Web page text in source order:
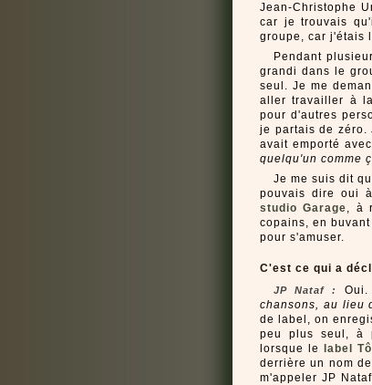
Jean-Christophe
car je trouvais
groupe, car j'étais
Pendant
grandi dans le
seul. Je me
aller travailler à
pour d'autres
je partais de zéro.
avait emporté
quelqu'un comme
Je me suis dit
pouvais dire oui
studio Garage, à
copains, en
pour s'amuser.
C'est ce qui a
JP Nataf :
chansons, au lieu
de label, on
peu plus seul, à
lorsque le
label
derrière un nom
m'appeler JP